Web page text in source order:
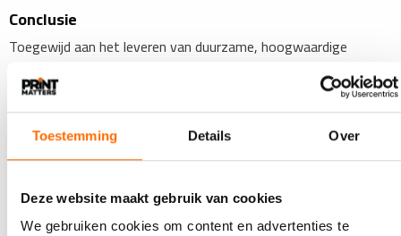
Toestemming Details Over
Deze website maakt gebruik van cookies
We gebruiken cookies om content en advertenties te
Conclusie
Toegewijd aan het leveren van duurzame, hoogwaardige
printoplossingen, toont swissQprint aan dat economische
voordelen en milieuvriendelijke verantwoordelijkheid hand in
hand kunnen gaan. Voor degenen die op zoek zijn naar een
printoplossing die in lijn is met ecologische principes, is hun
technologie een perfecte keuze.
swissQprint Greentech – Duurzaam ontwikkeld en
geproduceerd vanaf de basis.Meer informatie